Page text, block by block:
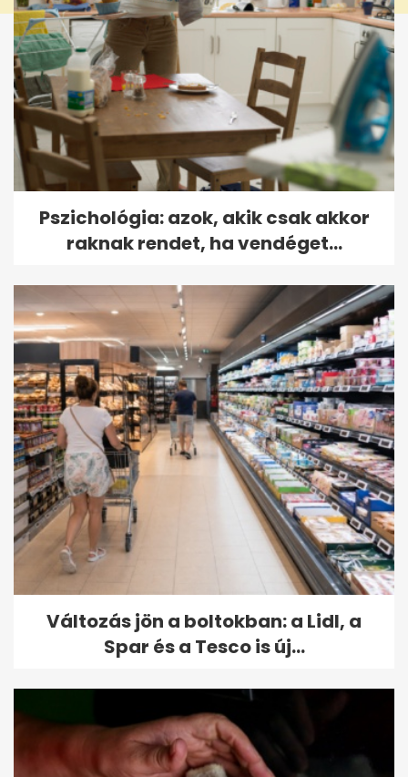
Pszichológia: azok, akik csak akkor
raknak rendet, ha vendéget...
Változás jön a boltokban: a Lidl, a
Spar és a Tesco is új...